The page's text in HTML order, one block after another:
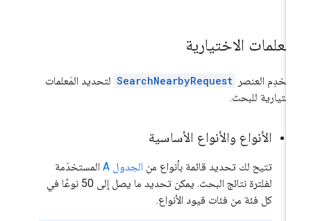
الاختيارية
العنصر SearchNearbyRequest لتحديد المَعلمات
للبحث.
الأنواع والأنواع الأساسية
تتيح لك تحديد قائمة بأنواع من الجدول A المستخدَمة
لفلترة نتائج البحث. يمكن تحديد ما يصل إلى 50 نوعًا في
كل فئة من فئات قيود الأنواع.